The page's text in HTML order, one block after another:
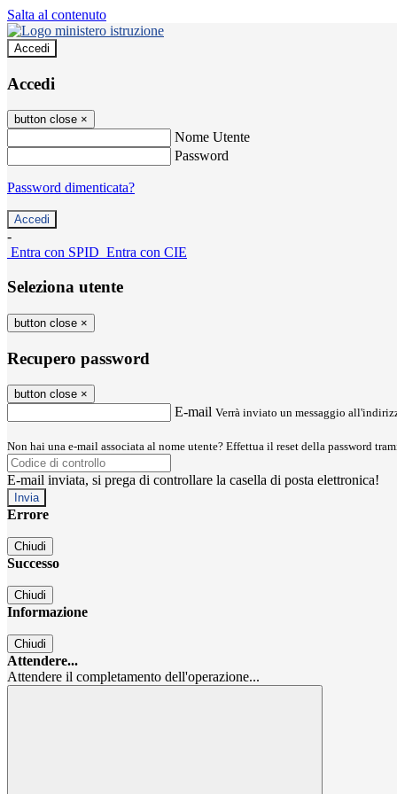
Salta al contenuto
Accedi
Accedi
button close ×
Nome Utente
Password
Password dimenticata?
-
Entra con SPID Entra con CIE
Seleziona utente
button close ×
Recupero password
button close ×
E-mail Verrà inviato un messaggio
Non hai una e-mail associata al nome utente? Effettua il reset della password
E-mail inviata, si prega di controllare la casella di posta elettronica!
Errore
Chiudi
Successo
Chiudi
Informazione
Chiudi
Attendere...
Attendere il completamento dell'operazione...